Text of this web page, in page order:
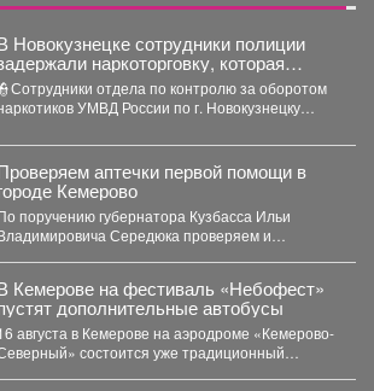
Новокузнецке сотрудники полиции
наркоторговку, которая
планировала сбыть партию
в особо крупном размере
👮Сотрудники отдела по контролю за оборотом
УМВД России по г. Новокузнецку
аптечки первой помощи в
Кемерово
поручению губернатора Кузбасса Ильи
Середюка проверяем и
Кемерове на фестиваль «Небофест»
дополнительные автобусы
августа в Кемерове на аэродроме «Кемерово-
состоится уже традиционный